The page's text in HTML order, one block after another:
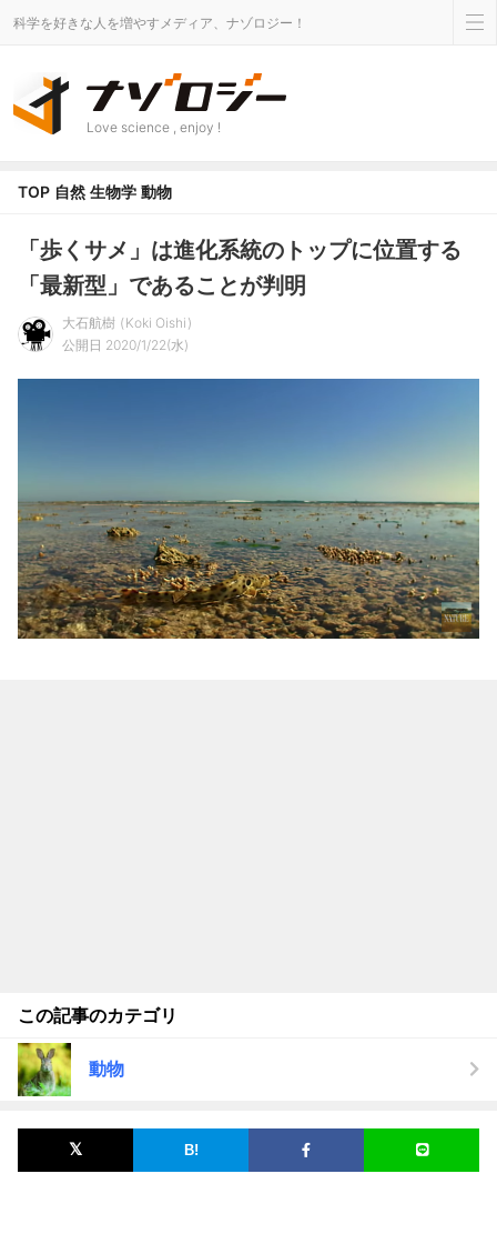
科学を好きな人を増やすメディア、ナゾロジー！
Love science , enjoy !
TOP 自然 生物学 動物
「歩くサメ」は進化系統のトップに位置する
「最新型」であることが判明
大石航樹
Koki Oishi
公開日 2020/1/22(水)
この記事のカテゴリ
動物